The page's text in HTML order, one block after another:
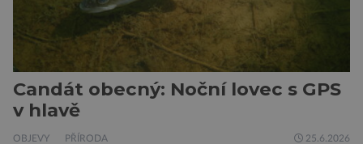
Candát obecný: Noční lovec s GPS
v hlavě
OBJEVY PŘÍRODA 25.6.2026